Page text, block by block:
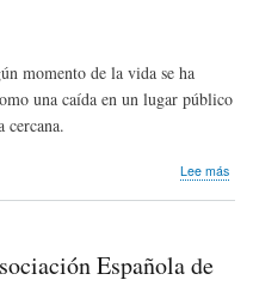
momento de la vida se ha
una caída en un lugar público
cercana.
Lee más
Española de